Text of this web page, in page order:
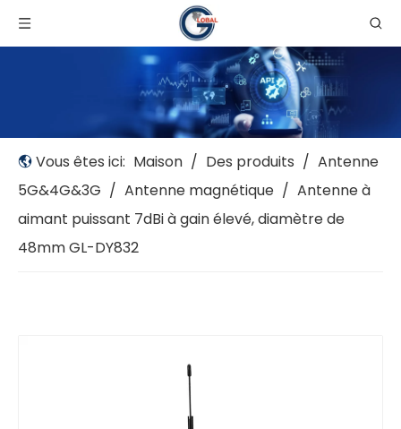
Vous êtes ici: Maison / Des produits / Antenne
5G&4G&3G / Antenne magnétique / Antenne à
aimant puissant 7dBi à gain élevé, diamètre de
48mm GL-DY832